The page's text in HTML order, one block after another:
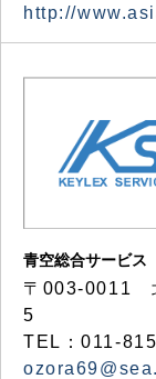
http://
青空総合サービス
〒003-0011
5
TEL：011-